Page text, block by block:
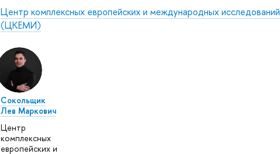
Центр комплексных европейских и международных исследований
(ЦКЕМИ)
Сокольщик
Лев Маркович
Центр
комплексных
европейских и